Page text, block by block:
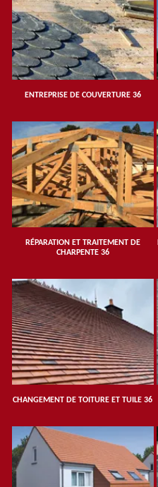
ENTREPRISE DE COUVERTURE 36
RÉPARATION ET TRAITEMENT DE
CHARPENTE 36
CHANGEMENT DE TOITURE ET TUILE 36